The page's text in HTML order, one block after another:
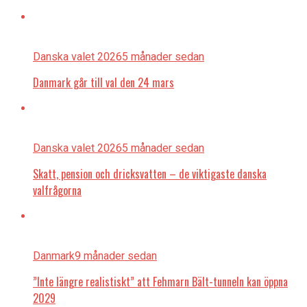
Danska valet 20265 månader sedan
Danmark går till val den 24 mars
Danska valet 20265 månader sedan
Skatt, pension och dricksvatten – de viktigaste danska
valfrågorna
Danmark9 månader sedan
”Inte längre realistiskt” att Fehmarn Bält-tunneln kan öppna
2029